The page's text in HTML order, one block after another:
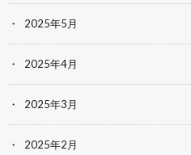
2025年5月
2025年4月
2025年3月
2025年2月